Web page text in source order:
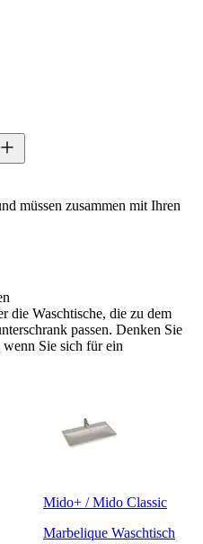
müssen zusammen mit Ihren
die Waschtische, die zu dem
passen. Denken Sie
Sie sich für ein
Mido+ / Mido Classic
Marbelique Waschtisch